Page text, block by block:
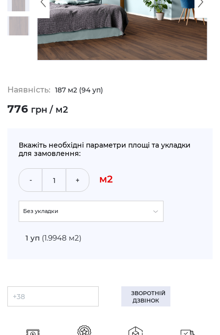
Наявність: 187 м2 (94 уп)
776 грн / м2
Вкажіть необхідні параметри площі та укладки
для замовлення:
- + м2
Без укладки
1 уп (1.9948 м2)
ЗВОРОТНІЙ
ДЗВІНОК